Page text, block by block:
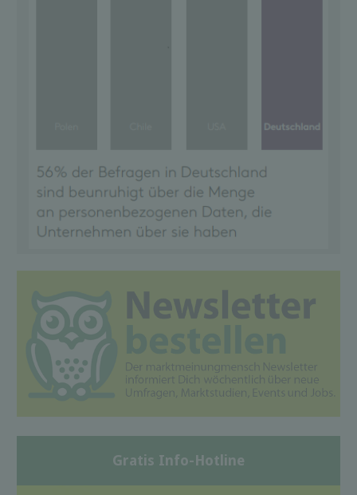
Gratis Info-Hotline